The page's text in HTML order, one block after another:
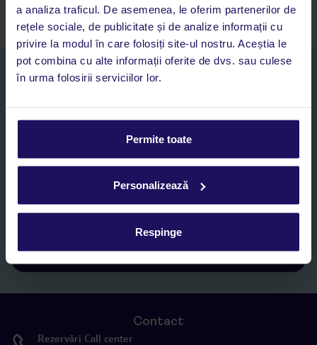
a analiza traficul. De asemenea, le oferim partenerilor de
rețele sociale, de publicitate și de analize informații cu
privire la modul în care folosiți site-ul nostru. Aceștia le
pot combina cu alte informații oferite de dvs. sau culese
în urma folosirii serviciilor lor.
Permite toate
Personalizează
Respinge
Abonați-vă la newsletter
Sunt de acord cu prelucrarea datelor mele personale de către TUI
Romania SRL în scopuri de marketing, în cadrul și în scopul
specificat în„Informații privind prelucrarea datelor cu caracter
inclusiv utilizarea așa-numitelor sisteme de apelare automată.
Contact
Rezervări Call center